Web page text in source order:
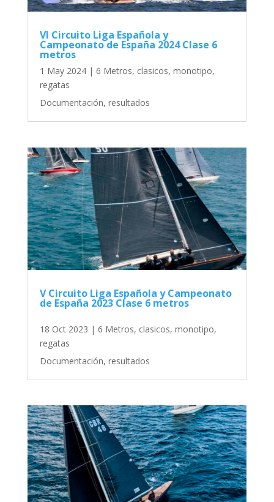
VI Circuito Liga Española y
Campeonato de España 2024 Clase 6
metros
1 May 2024| 6 Metros, clasicos, monotipo,
regatas
Documentación, resultados
V Circuito Liga Española y Campeonato
de España 2023 Clase 6 metros
18 Oct 2023 | 6 Metros, clasicos, monotipo,
regatas
Documentación, resultados